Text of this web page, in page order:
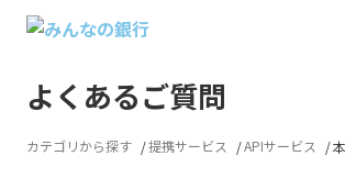
よくあるご質問
カテゴリから探す 提携サービス APIサービス